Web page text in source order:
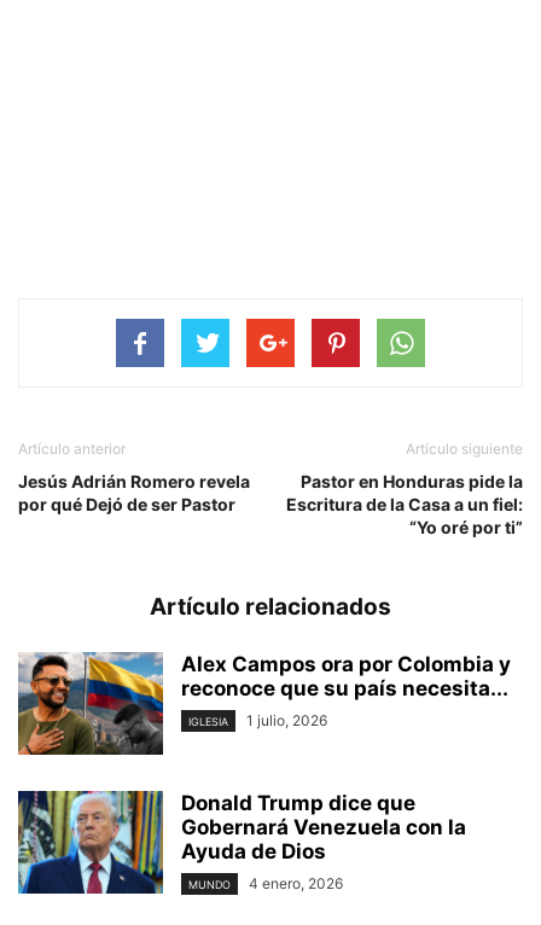
Artículo anterior
Jesús Adrián Romero revela
por qué Dejó de ser Pastor
Artículo siguiente
Pastor en Honduras pide la
Escritura de la Casa a un fiel:
“Yo oré por ti”
Artículo relacionados
Alex Campos ora por Colombia y
reconoce que su país necesita...
IGLESIA 1 julio, 2026
Donald Trump dice que
Gobernará Venezuela con la
Ayuda de Dios
MUNDO 4 enero, 2026